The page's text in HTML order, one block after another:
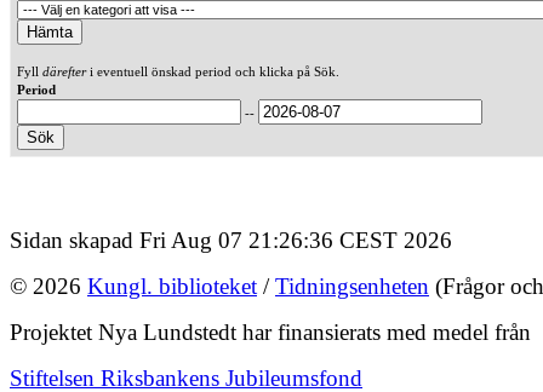
Fyll därefteri eventuell önskad period och klicka på Sök.
Period
--
Sidan skapad Fri Aug 07 21:26:36 CEST 2026
© 2026 Kungl. biblioteket /Tidningsenheten (Frågor
Projektet Nya Lundstedt har finansierats med medel från
Stiftelsen Riksbankens Jubileumsfond